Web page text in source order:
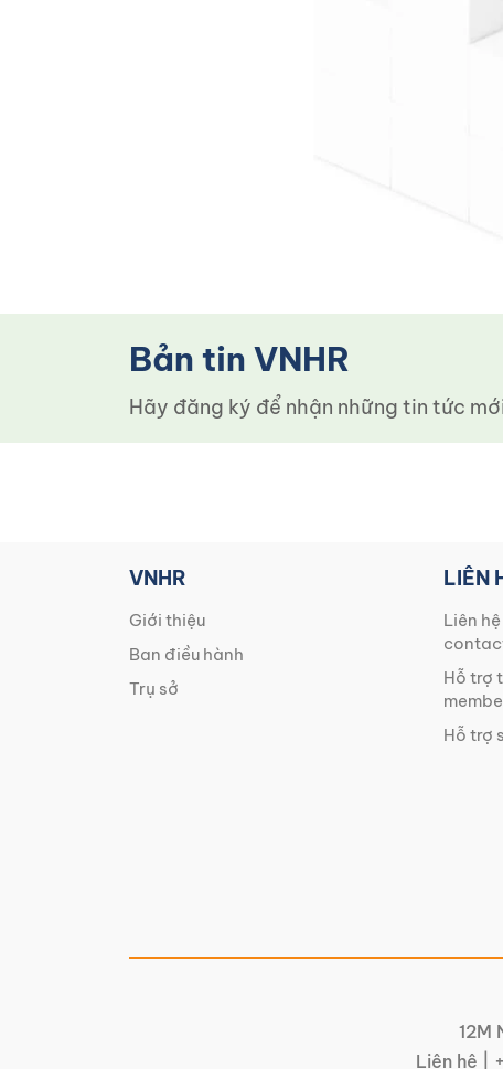
Bản tin VNHR
Hãy đăng ký để nhận những tin tức
VNHR
Giới thiệu
Ban điều hành
Trụ sở
LIÊN
Liên
Hỗ trợ
Hỗ trợ
12M
Liên hệ |